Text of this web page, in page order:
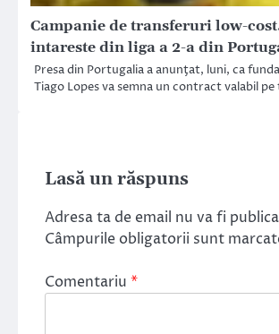
Campanie de transferuri low-
intareste din liga a 2-a din
Presa din Portugalia a anunţat, luni, ca
Tiago Lopes va semna un contract valabil
Lasă un răspuns
Adresa ta de email nu va fi
Câmpurile obligatorii sunt
Comentariu *